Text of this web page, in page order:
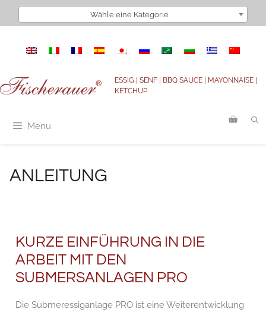
Wähle eine Kategorie
ESSIG | SENF | BBQ SAUCE | MAYONNAISE |
KETCHUP
Menu
ANLEITUNG
KURZE EINFÜHRUNG IN DIE
ARBEIT MIT DEN
SUBMERSANLAGEN PRO
Die Submeressiganlage PRO ist eine Weiterentwicklung